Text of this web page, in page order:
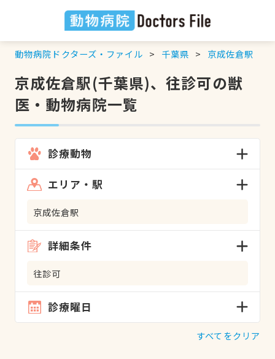
動物病院ドクターズ・ファイル 千葉県 京成佐倉駅
京成佐倉駅(千葉県)、往診可の獣
医・動物病院一覧
診療動物
エリア・駅
京成佐倉駅
詳細条件
往診可
診療曜日
すべてをクリア